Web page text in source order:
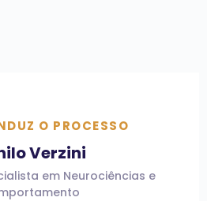
O PROCESSO
Verzini
em Neurociências e